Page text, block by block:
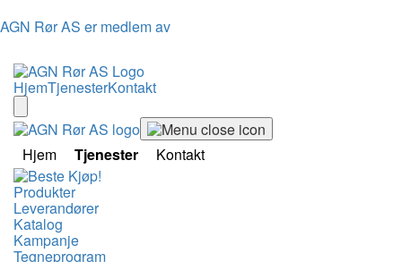
AGN Rør AS er medlem av
HjemTjenesterKontakt
Hjem Tjenester
Kontakt
Produkter
Leverandører
Katalog
Kampanje
Tegneprogram